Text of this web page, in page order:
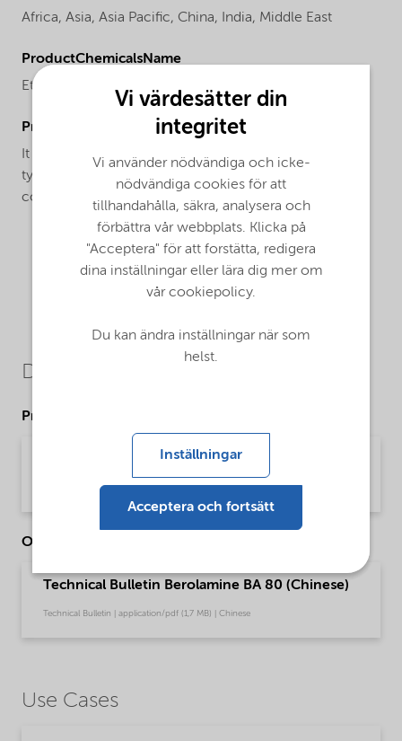
Africa, Asia, Asia Pacific, China, India, Middle East
ProductChemicalsName
Ethanolamine
ProductApplications
It is recommended to use it in latex paints and other
type of waterborne paints, synthetic emulsions, and
colorants etc.
Downloads
Product Data Sheets
PDS-Berolamine BA80-en.pdf
Product Data Sheet | application/pdf (54,1 KB) | English
Other Documents
Technical Bulletin Berolamine BA 80 (Chinese)
Technical Bulletin | application/pdf (1,7 MB) | Chinese
Use Cases
Vi värdesätter din
integritet
Vi använder nödvändiga och icke-
nödvändiga cookies för att
tillhandahålla, säkra, analysera och
förbättra vår webbplats. Klicka på
"Acceptera" för att forstätta, redigera
dina inställningar eller lära dig mer om
vår cookiepolicy.
Du kan ändra inställningar när som
helst.
Inställningar
Acceptera och fortsätt